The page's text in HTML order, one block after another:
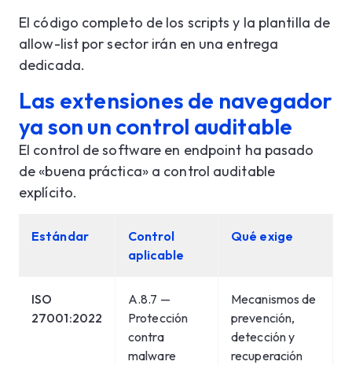
El código completo de los scripts y la plantilla de
allow-list por sector irán en una entrega
dedicada.
Las extensiones de navegador
ya son un control auditable
El control de software en endpoint ha pasado
de «buena práctica» a control auditable
explícito.
Estándar
Control
aplicable
Qué exige
ISO
27001:2022
A.8.7 —
Protección
contra
malware
Mecanismos de
prevención,
detección y
recuperación